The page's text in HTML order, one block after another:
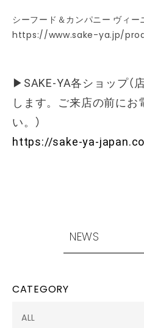
シーフード＆カンパニー ヴィー
https://www.sake-ya.jp/
▶SAKE-YA各ショップ（
します。ご来店の前にお
い。）
https://sake-ya-
NEWS
CATEGORY
ALL